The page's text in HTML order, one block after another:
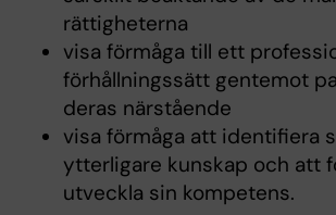
rättigheterna
visa förmåga till ett
förhållningssätt gentemot
deras närstående
visa förmåga att identifiera
ytterligare kunskap och att
utveckla sin kompetens.